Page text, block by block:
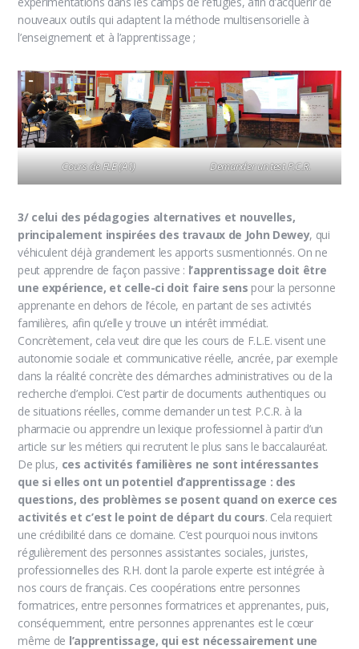
nouveaux outils qui adaptent la méthode multisensorielle à
l’enseignement et à l’apprentissage ;
Cours de FLE (A1) Demander un test P.C.R.
3/ celui des pédagogies alternatives et nouvelles,
principalement inspirées des travaux de John Dewey, qui
véhiculent déjà grandement les apports susmentionnés. On ne
peut apprendre de façon passive : l’apprentissage doit être
une expérience, et celle-ci doit faire sens pour la personne
apprenante en dehors de l’école, en partant de ses activités
familières, afin qu’elle y trouve un intérêt immédiat.
Concrètement, cela veut dire que les cours de F.L.E. visent une
autonomie sociale et communicative réelle, ancrée, par exemple
dans la réalité concrète des démarches administratives ou de la
recherche d’emploi. C’est partir de documents authentiques ou
de situations réelles, comme demander un test P.C.R. à la
pharmacie ou apprendre un lexique professionnel à partir d’un
article sur les métiers qui recrutent le plus sans le baccalauréat.
De plus, ces activités familières ne sont intéressantes
que si elles ont un potentiel d’apprentissage : des
questions, des problèmes se posent quand on exerce ces
activités et c’est le point de départ du cours. Cela requiert
une crédibilité dans ce domaine. C’est pourquoi nous invitons
régulièrement des personnes assistantes sociales, juristes,
professionnelles des R.H. dont la parole experte est intégrée à
nos cours de français. Ces coopérations entre personnes
formatrices, entre personnes formatrices et apprenantes, puis,
conséquemment, entre personnes apprenantes est le cœur
même de l’apprentissage, qui est nécessairement une